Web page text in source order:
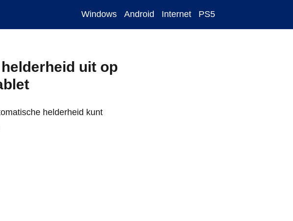
Windows Android Internet PS5
uit op
helderheid kunt